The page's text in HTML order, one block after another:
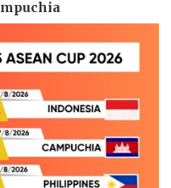
Ô tô - Xe máy
Xe máy
Tư vấn